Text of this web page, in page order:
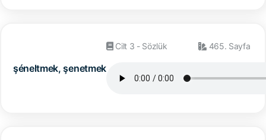
şéneltmek, şenetmek
Cilt 3 - Sözlük 465. Sayfa